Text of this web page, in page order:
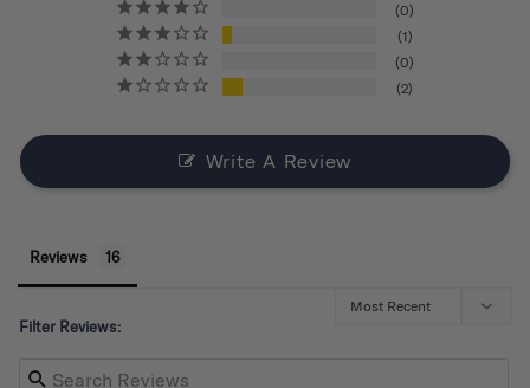
0
1
0
2
Write A Review
Reviews
Filter Reviews: